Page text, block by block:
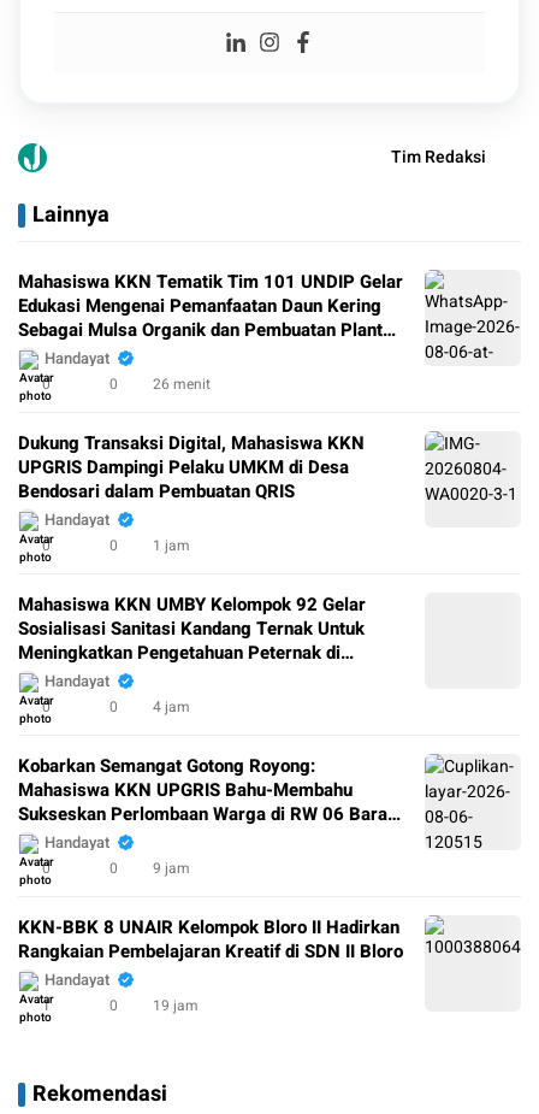
Tim Redaksi
Lainnya
Mahasiswa KKN Tematik Tim 101 UNDIP Gelar
Edukasi Mengenai Pemanfaatan Daun Kering
Sebagai Mulsa Organik dan Pembuatan Plant
Growth Promoting Rhizobacteria (PGPR) di
Lingkungan Kampung Perbalan Kelurahan
Gunungpati Semarang
Handayat
0 0 26 menit
Dukung Transaksi Digital, Mahasiswa KKN
UPGRIS Dampingi Pelaku UMKM di Desa
Bendosari dalam Pembuatan QRIS
Handayat
0 0 1 jam
Mahasiswa KKN UMBY Kelompok 92 Gelar
Sosialisasi Sanitasi Kandang Ternak Untuk
Meningkatkan Pengetahuan Peternak di
Padukuhan Salam
Handayat
0 0 4 jam
Kobarkan Semangat Gotong Royong:
Mahasiswa KKN UPGRIS Bahu-Membahu
Sukseskan Perlombaan Warga di RW 06 Baran
JurangHandayat
0 0 9 jam
KKN-BBK 8 UNAIR Kelompok Bloro II Hadirkan
Rangkaian Pembelajaran Kreatif di SDN II Bloro
Handayat
1 0 19 jam
Rekomendasi